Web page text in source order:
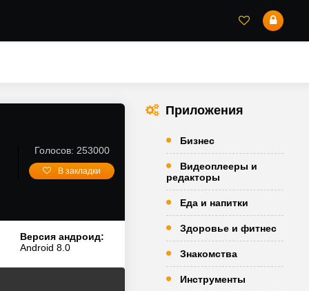
Голосов: 253000
В закладки
Версия андроид:
Android 8.0
Приложения
Бизнес
Видеоплееры и
редакторы
Еда и напитки
Здоровье и фитнес
Знакомства
Инструменты